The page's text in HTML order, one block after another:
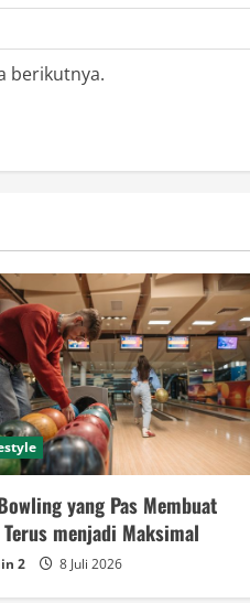
berikutnya.
yang Pas Membuat
Terus menjadi Maksimal
2 8 Juli 2026